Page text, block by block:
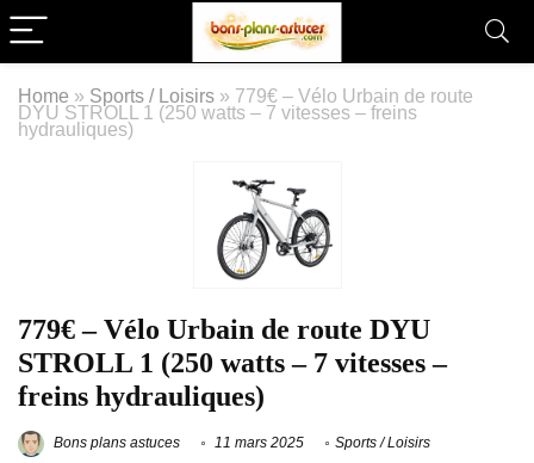
Home » Sports / Loisirs » 779€ – Vélo Urbain de route
DYU STROLL 1 (250 watts – 7 vitesses – freins
hydrauliques)
779€ – Vélo Urbain de route DYU
STROLL 1 (250 watts – 7 vitesses –
freins hydrauliques)
Bons plans astuces 11 mars 2025 Sports / Loisirs